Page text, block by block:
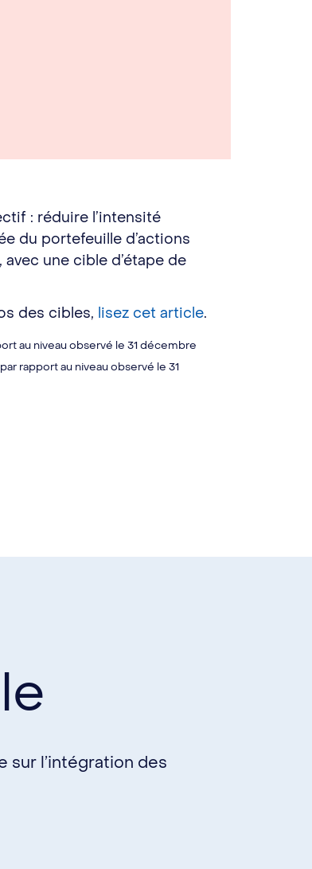
: réduire l’intensité
du portefeuille d’actions
une cible d’étape de
des cibles, lisez cet article.
au niveau observé le 31 décembre
rapport au niveau observé le 31
sur l’intégration des